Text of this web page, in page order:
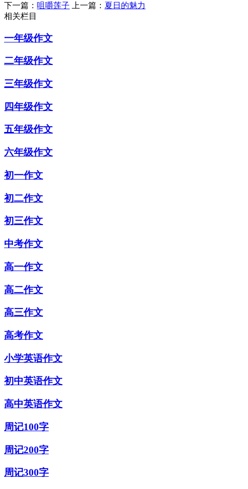
下一篇： 咀嚼莲子 上一篇： 夏日的魅力
相关栏目
一年级作文
二年级作文
三年级作文
四年级作文
五年级作文
六年级作文
初一作文
初二作文
初三作文
中考作文
高一作文
高二作文
高三作文
高考作文
小学英语作文
初中英语作文
高中英语作文
周记100字
周记200字
周记300字